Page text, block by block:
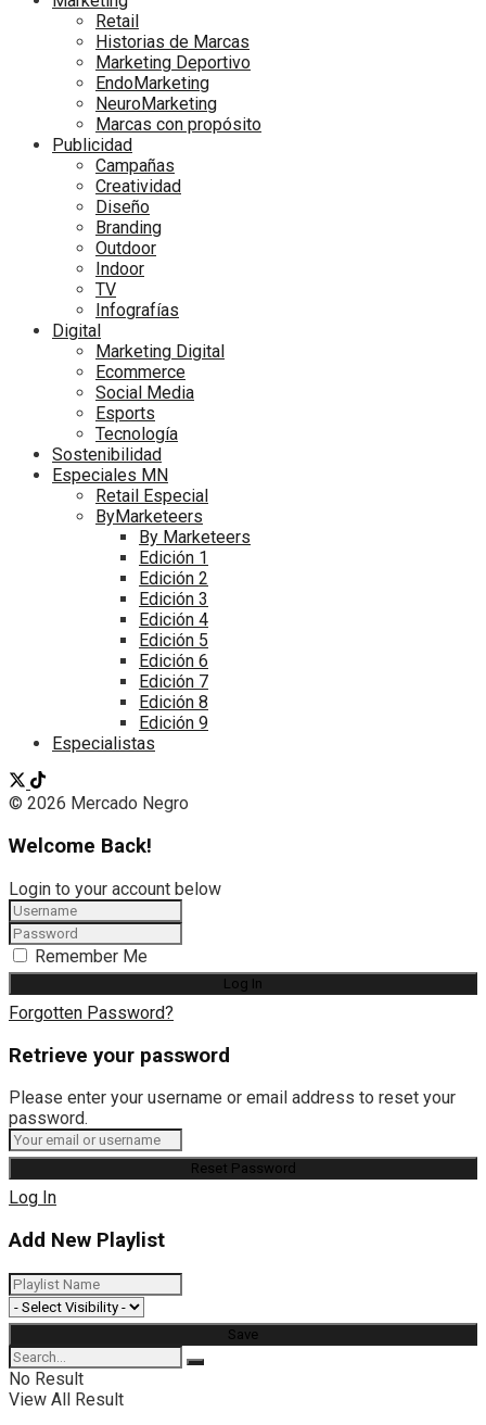
Retail
Historias de Marcas
Marketing Deportivo
EndoMarketing
NeuroMarketing
Marcas con propósito
Publicidad
Campañas
Creatividad
Diseño
Branding
Outdoor
Indoor
TV
Infografías
Digital
Marketing Digital
Ecommerce
Social Media
Esports
Tecnología
Sostenibilidad
Especiales MN
Retail Especial
ByMarketeers
By Marketeers
Edición 1
Edición 2
Edición 3
Edición 4
Edición 5
Edición 6
Edición 7
Edición 8
Edición 9
Especialistas
© 2026 Mercado Negro
Welcome Back!
Login to your account below
Remember Me
Forgotten Password?
Retrieve your password
Please enter your username or email address to reset your
password.
Log In
Add New Playlist
No Result
View All Result